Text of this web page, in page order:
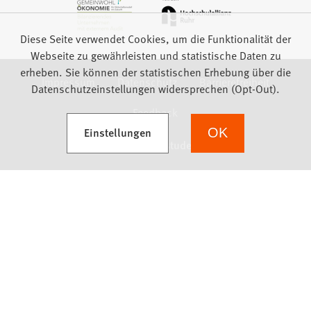
Impressum Datenschutz
Barrierefreiheit
Feedback
Diese Seite verwendet Cookies, um die Funktionalität der
Webseite zu gewährleisten und statistische Daten zu
erheben. Sie können der statistischen Erhebung über die
Datenschutzeinstellungen widersprechen (Opt-Out).
Einstellungen
(Öffnet in einem neuen Tab) OK